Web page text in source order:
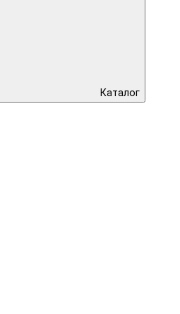
Каталог